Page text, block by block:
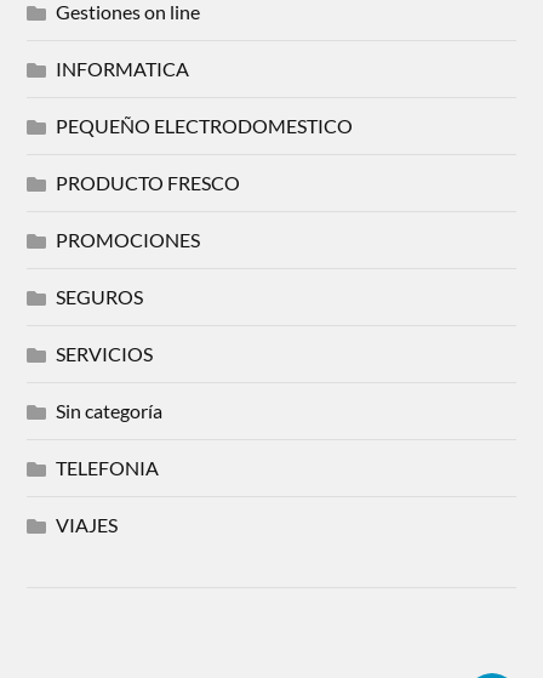
Gestiones on line
INFORMATICA
PEQUEÑO ELECTRODOMESTICO
PRODUCTO FRESCO
PROMOCIONES
SEGUROS
SERVICIOS
Sin categoría
TELEFONIA
VIAJES